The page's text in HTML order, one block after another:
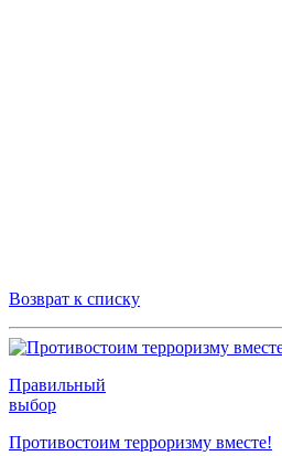
Возврат к списку
Правильный
выбор
Противостоим терроризму вместе!